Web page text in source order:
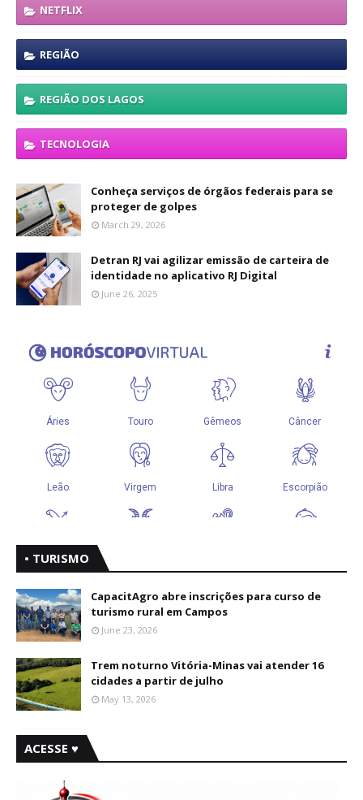
NETFLIX
REGIÃO
REGIÃO DOS LAGOS
TECNOLOGIA
Conheça serviços de órgãos federais para se
proteger de golpes
March 29, 2026
Detran RJ vai agilizar emissão de carteira de
identidade no aplicativo RJ Digital
June 26, 2025
• TURISMO
CapacitAgro abre inscrições para curso de
turismo rural em Campos
June 23, 2026
Trem noturno Vitória-Minas vai atender 16
cidades a partir de julho
May 13, 2026
ACESSE ♥